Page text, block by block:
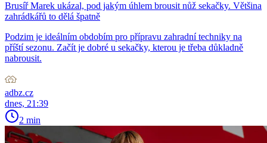
Brusíř Marek ukázal, pod jakým úhlem brousit nůž sekačky. Většina
zahrádkářů to dělá špatně
Podzim je ideálním obdobím pro přípravu zahradní techniky na
příští sezonu. Začít je dobré u sekačky, kterou je třeba důkladně
nabrousit.
adbz.cz
dnes, 21:39
2 min